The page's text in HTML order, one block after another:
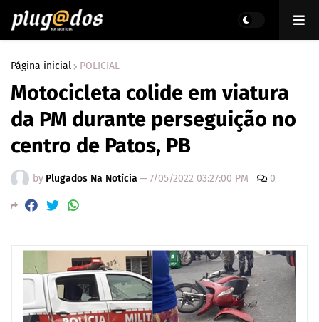
Página inicial POLICIAL
Motocicleta colide em viatura
da PM durante perseguição no
centro de Patos, PB
by Plugados Na Notícia —7/05/2022 03:27:00 PM 0